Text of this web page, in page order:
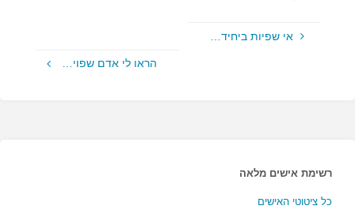
אי שפיות ביחיד…
הראו לי אדם שפוי…
רשימת אישים מלאה
כל ציטוטי האישים